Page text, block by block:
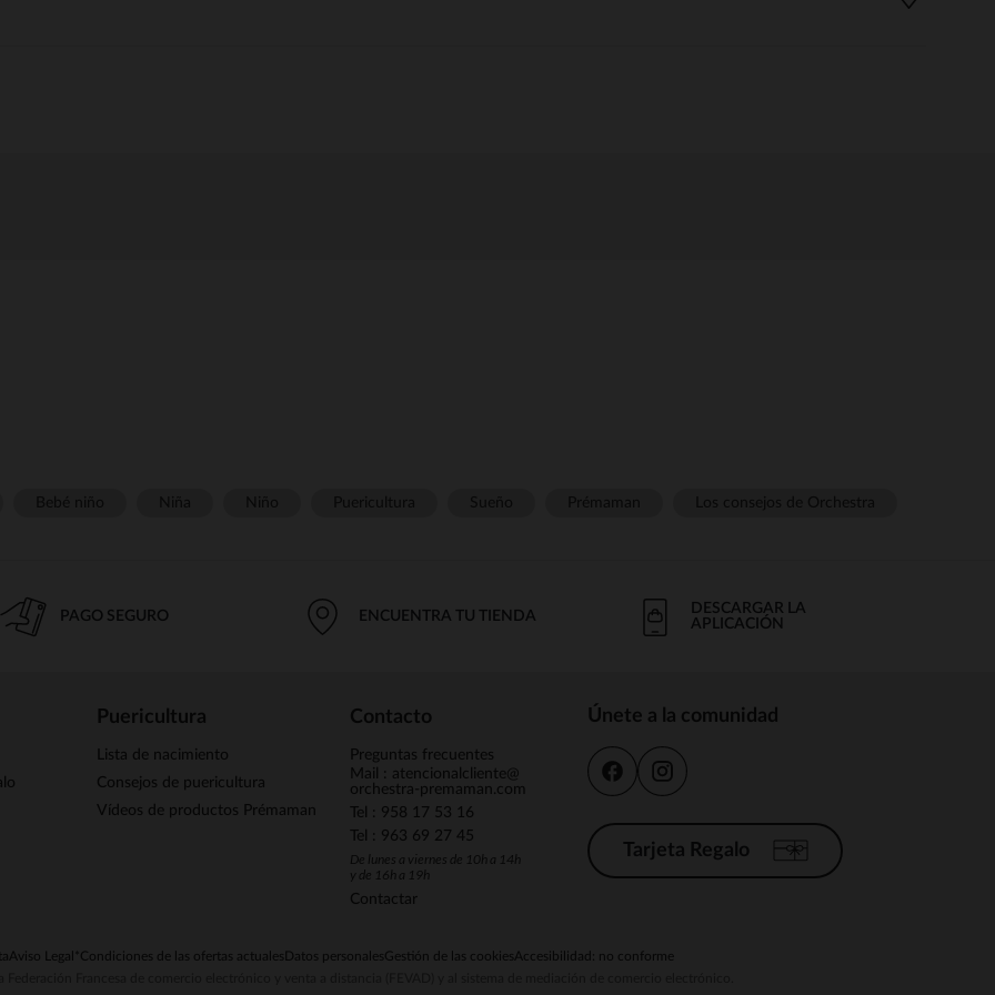
PAGO SEGURO ENCUENTRA TU TIENDA
DESCARGAR LA
APLICACIÓN
Puericultura
Lista de nacimiento
Consejos de puericultura
Vídeos de productos Prémaman
Contacto
Preguntas frecuentes
Mail : atencionalcliente@
orchestra-premaman.com
Tel : 958 17 53 16
Tel : 963 69 27 45
De lunes a viernes de 10h a 14h
y de 16h a 19h
Contactar
Únete a la comunidad
Tarjeta Regalo
Aviso Legal *Condiciones de las ofertas actuales Datos personalesGestión de las cookiesAccesibilidad: no conforme